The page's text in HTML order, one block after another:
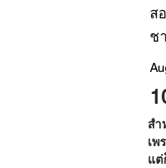
ส
ช
สำ
เพ
แต่